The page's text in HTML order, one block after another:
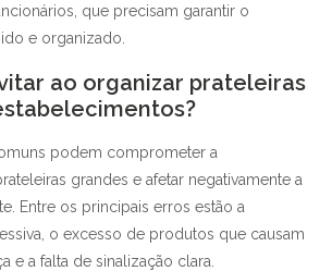
que precisam garantir o
e organizado.
ao organizar prateleiras
podem comprometer a
grandes e afetar negativamente a
Entre os principais erros estão a
o excesso de produtos que causam
e a falta de sinalização clara.